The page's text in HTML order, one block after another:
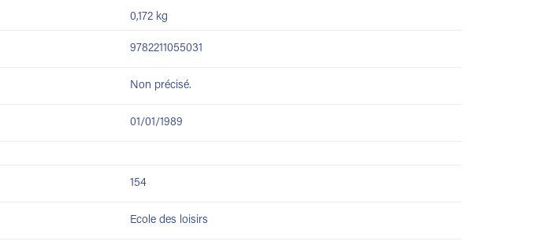
0,172 kg
9782211055031
Non précisé.
01/01/1989
154
Ecole des loisirs